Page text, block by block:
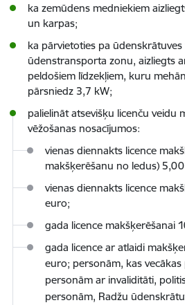
ka zemūdens medniekiem
un karpas;
ka pārvietoties pa
ūdenstransporta zonu, aizliegts
peldošiem līdzekļiem, kuru
pārsniedz 3,7 kW;
palielināt atsevišķu licenču veidu
vēžošanas nosacījumos:
vienas diennakts licence
makšķerēšanu no ledus)
vienas diennakts licence
euro;
gada licence makšķerēšanai
gada licence ar atlaidi
euro; personām, kas
personām ar invaliditāti,
personām, Radžu